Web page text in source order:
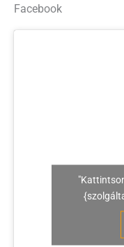
Facebook